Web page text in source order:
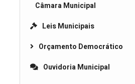
Câmara Municipal
Leis Municipais
Orçamento Democrático
Ouvidoria Municipal